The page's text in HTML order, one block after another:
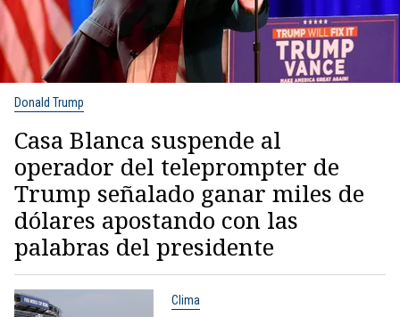
Donald Trump
Casa Blanca suspende al
operador del teleprompter de
Trump señalado ganar miles de
dólares apostando con las
palabras del presidente
Clima